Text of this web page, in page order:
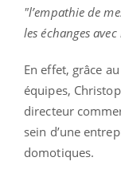
"l’empathie de
les échanges
En effet, grâce
équipes,
directeur
sein d’une
domotiques.